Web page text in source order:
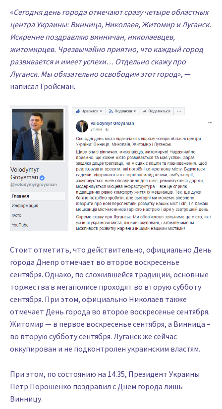
«Сегодня день города отмечают сразу четыре областных
центра Украины: Винница, Николаев, Житомир и Луганск.
Искренне поздравляю винничан, николаевцев,
житомирцев. Чрезвычайно приятно, что каждый город
развивается и имеет успехи… Отдельно скажу про
Луганск. Мы обязательно освободим этот город», —
написал Гройсман.
Стоит отметить, что действительно, официально День
города Днепр отмечает во второе воскресенье
сентября. Однако, по сложившейся традиции, основные
торжества в мегаполисе проходят во вторую субботу
сентября. При этом, официально Николаев также
отмечает День города во второе воскресенье сентября.
Житомир — в первое воскресенье сентября, а Винница –
во вторую субботу сентября. Луганск же сейчас
оккупирован и не подконтролен украинским властям.
При этом, по состоянию на 14.35, Президент Украины
Петр Порошенко поздравил с Днем города лишь
Винницу.